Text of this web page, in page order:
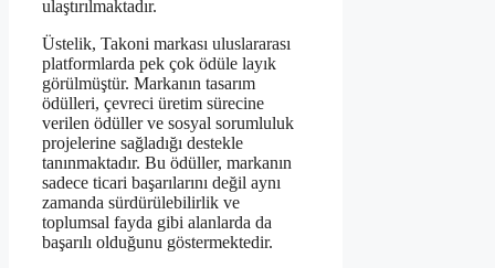
ulaştırılmaktadır.
Üstelik, Takoni markası uluslararası
platformlarda pek çok ödüle layık
görülmüştür. Markanın tasarım
ödülleri, çevreci üretim sürecine
verilen ödüller ve sosyal sorumluluk
projelerine sağladığı destekle
tanınmaktadır. Bu ödüller, markanın
sadece ticari başarılarını değil aynı
zamanda sürdürülebilirlik ve
toplumsal fayda gibi alanlarda da
başarılı olduğunu göstermektedir.